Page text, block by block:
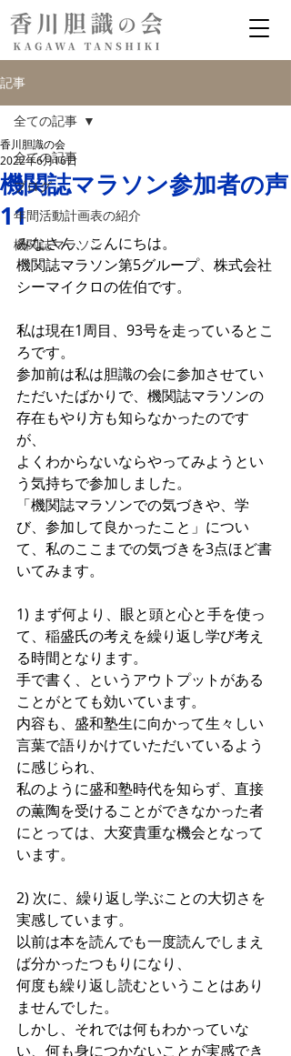
記事
全ての記事
ブログ
年間活動計画表の紹介
機関誌マラソン
全ての記事
機関誌マラソン参加者の声
11
香川胆識の会
2022年6月16日
みなさん、こんにちは。
機関誌マラソン第5グループ、株式会社
シーマイクロの佐伯です。
私は現在1周目、93号を走っているとこ
ろです。
参加前は私は胆識の会に参加させてい
ただいたばかりで、機関誌マラソンの
存在もやり方も知らなかったのです
が、
よくわからないならやってみようとい
う気持ちで参加しました。
「機関誌マラソンでの気づきや、学
び、参加して良かったこと」につい
て、私のここまでの気づきを3点ほど書
いてみます。
1) まず何より、眼と頭と心と手を使っ
て、稲盛氏の考えを繰り返し学び考え
る時間となります。
手で書く、というアウトプットがある
ことがとても効いています。
内容も、盛和塾生に向かって生々しい
言葉で語りかけていただいているよう
に感じられ、
私のように盛和塾時代を知らず、直接
の薫陶を受けることができなかった者
にとっては、大変貴重な機会となって
います。
2) 次に、繰り返し学ぶことの大切さを
実感しています。
以前は本を読んでも一度読んでしまえ
ば分かったつもりになり、
何度も繰り返し読むということはあり
ませんでした。
しかし、それでは何もわかっていな
い、何も身につかないことが実感でき